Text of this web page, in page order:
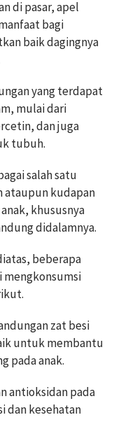
di pasar, apel
bagi
baik dagingnya
yang terdapat
mulai dari
dan juga
tubuh.
salah satu
ataupun kudapan
khususnya
didalamnya.
beberapa
mengkonsumsi
zat besi
untuk membantu
pada anak.
antioksidan pada
dan kesehatan